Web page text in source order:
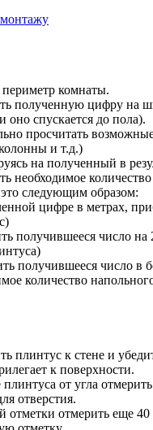
периметр комнаты.
полученную цифру на
оно спускается до пола).
просчитать
и т.д.)
на полученный в
необходимое
это следующим образом:
цифре в метрах,
получившееся число на
получившееся число в
количество
плинтус к стене и
к поверхности.
от угла
отверстия.
отметки отмерить еще 40